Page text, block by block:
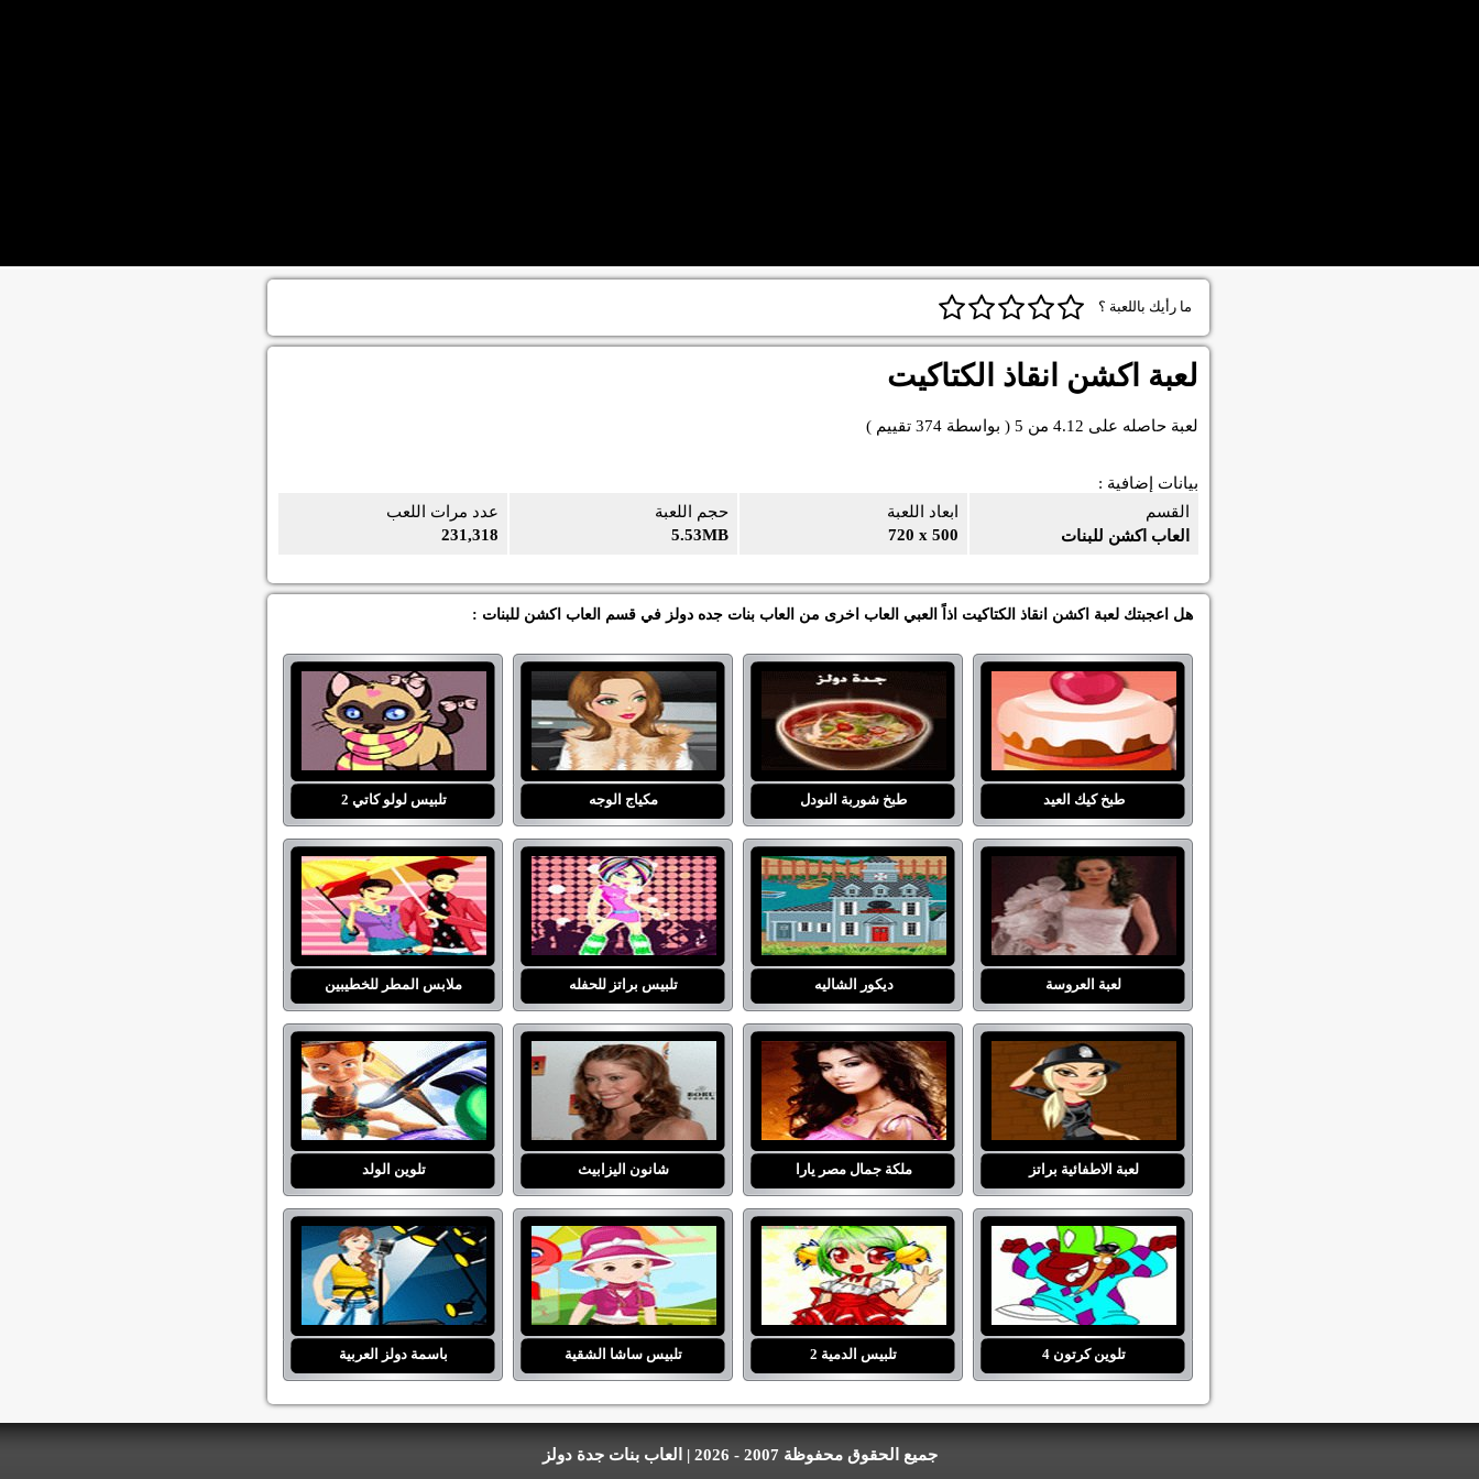
ما رأيك باللعبة ؟
لعبة اكشن انقاذ الكتاكيت
لعبة حاصله على 4.12 من 5 ( بواسطة 374 تقييم )
بيانات إضافية :
عدد مرات اللعب
231,318
حجم اللعبة
5.53MB
ابعاد اللعبة
720 x 500
القسم
العاب اكشن للبنات
هل اعجبتك لعبة اكشن انقاذ الكتاكيت اذاً العبي العاب اخرى من العاب بنات جده دولز في قسم العاب اكشن للبنات :
طبخ كيك العيد طبخ شوربة النودل مكياج الوجه تلبيس لولو كاتي 2
لعبة العروسة ديكور الشاليه تلبيس براتز للحفله ملابس المطر للخطيبين
لعبة الاطفائية براتز ملكة جمال مصر يارا شانون اليزابيث تلوين الولد
تلوين كرتون 4 تلبيس الدمية 2 تلبيس ساشا الشقية باسمة دولز العربية
جميع الحقوق محفوظة 2007 - 2026 | العاب بنات جدة دولز